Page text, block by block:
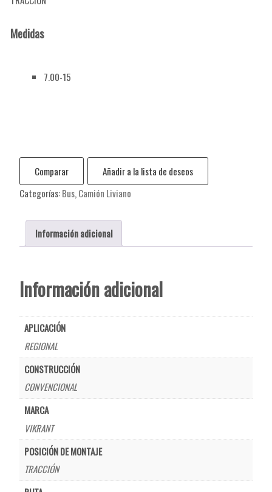
Medidas
7.00-15
Comparar
Añadir a la lista de deseos
Categorías:Bus, Camión Liviano
Información adicional
Información adicional
APLICACIÓN
REGIONAL
CONSTRUCCIÓN
CONVENCIONAL
MARCA
VIKRANT
POSICIÓN DE MONTAJE
TRACCIÓN